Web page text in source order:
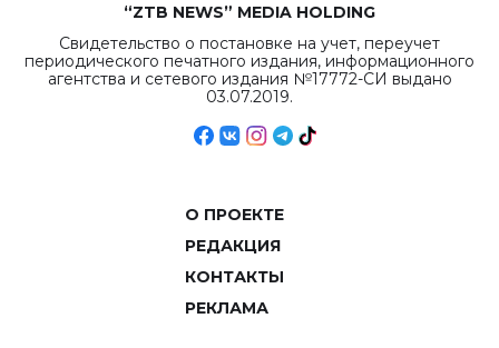
“ZTB NEWS” MEDIA HOLDING
Свидетельство о постановке на учет, переучет
периодического печатного издания, информационного
агентства и сетевого издания №17772-СИ выдано
03.07.2019.
О ПРОЕКТЕ
РЕДАКЦИЯ
КОНТАКТЫ
РЕКЛАМА